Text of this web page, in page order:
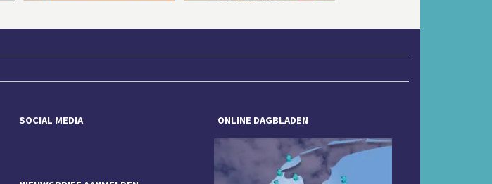
SOCIAL MEDIA ONLINE DAGBLADEN